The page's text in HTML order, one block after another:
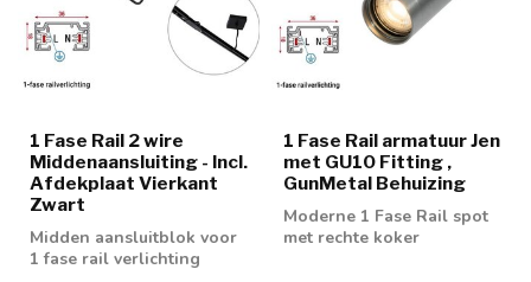
1 Fase Rail 2 wire
Middenaansluiting - Incl.
Afdekplaat Vierkant
Zwart
Midden aansluitblok voor
1 fase rail verlichting
1 Fase Rail armatuur Jen
met GU10 Fitting ,
GunMetal Behuizing
Moderne 1 Fase Rail spot
met rechte koker